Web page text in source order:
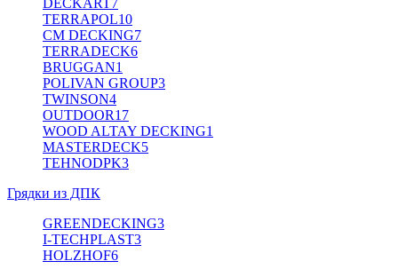
DECKART7
TERRAPOL10
CM DECKING7
TERRADECK6
BRUGGAN1
POLIVAN GROUP3
TWINSON4
OUTDOOR17
WOOD ALTAY DECKING1
MASTERDECK5
TEHNODPK3
Грядки из ДПК
GREENDECKING3
I-TECHPLAST3
HOLZHOF6